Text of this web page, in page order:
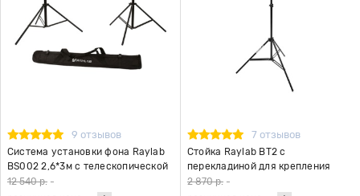
9 отзывов
Система установки фона Raylab
BS002 2,6*3м с телескопической
перекладиной
12 540 р. -
7 отзывов
Стойка Raylab BT2 с
перекладиной для крепления
пластикового фона
2 870 р. -